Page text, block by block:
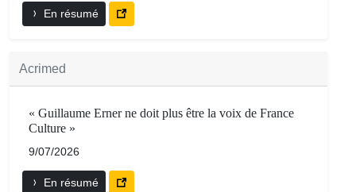
En résumé
Acrimed
« Guillaume Erner ne doit plus être la voix de France
Culture »
9/07/2026
En résumé